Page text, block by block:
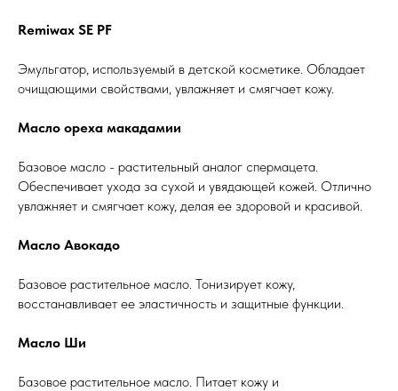
Remiwax SE PF
Эмульгатор, используемый в детской косметике. Обладает
очищающими свойствами, увлажняет и смягчает кожу.
Масло ореха макадамии
Базовое масло - растительный аналог спермацета.
Обеспечивает ухода за сухой и увядающей кожей. Отлично
увлажняет и смягчает кожу, делая ее здоровой и красивой.
Масло Авокадо
Базовое растительное масло. Тонизирует кожу,
восстанавливает ее эластичность и защитные функции.
Масло Ши
Базовое растительное масло. Питает кожу и